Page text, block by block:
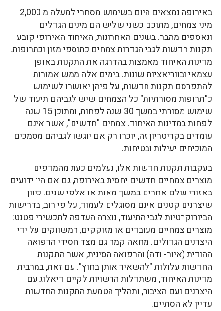
באירופה נמצאים היום בשימוש מסחרי למעלה מ 2,000
מיני צמחים, מתוכם כשני שליש הם מינים הגדלים
ונאספים מהבר. בשנים האחרונות, האיחוד האירופי קובע
תקנות חדשות לגבי הגדרות צמחים כתוספי מזון וכתרופות.
מדינות האיחוד מאמצות בהדרגה את התקנות באופן
עצמאי ובווריאציות שונות. בימים אלה ממש אמורות
להתפרסם תקנות חדשות, על פיהן יאושרו לשימוש
כ"תרופות מסורתיות" כל הצמחים שיש לגביהם תיעוד של
שימוש מסורתי במשך 30 שנה לפחות, ומתוכן 15 שנה
לפחות במדינות האיחוד. צמחים "חדשים", אשר אינם
עומדים בקריטריון זה, יוכרו רק אם יוגשו לגביהם מסמכים
המוכיחים יעילות ובטיחות.
בעקבות תקנות חדשות אלו, נעלמים כעת מהמדפים
מוצרים צמחיים חדשים יחסית באירופה, גם אם היו ידועים
באזורי עולם אחרים במשך מאות או אלפי שנים. כיוון
שיצרנים קטנים אינם מסוגלים לעמוד, על פי רוב, בדרישות
הביורוקרטיות לגבי התיעוד, נוצרה העדפה לתכשירי פטנט:
מוצרים צמחיים מעובדים או מזוקקים, המשווקים על ידי
היצרנים הגדולים. מחאה קמה גם מצד חסידי הרפואה
ההודית (איור- ודה) והרפואה הסינית, אשר התקנות
החדשות עלולות "להשאיר אותן בחוץ". עם זאת, במרבית
מדינות האיחוד, משתדלות הרשויות לקיים דיאלוג עם
היצרנים ועם הציבור, ותהליך הטמעת התקנות החדשות
עדיין לא הסתיים.